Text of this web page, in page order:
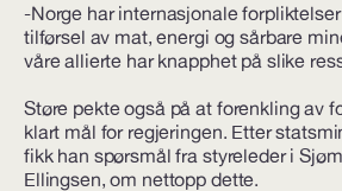
-Norge har internasjonale
tilførsel av mat, energi og sårbare
våre allierte har knapphet på slike
Støre pekte også på at forenkling av
klart mål for regjeringen. Etter
fikk han spørsmål fra styreleder i
Ellingsen, om nettopp dette.